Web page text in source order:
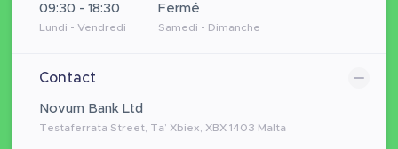
09:30 - 18:30
Lundi - Vendredi
Fermé
Samedi - Dimanche
Contact
Novum Bank Ltd
Testaferrata Street, Ta’ Xbiex, XBX 1403 Malta